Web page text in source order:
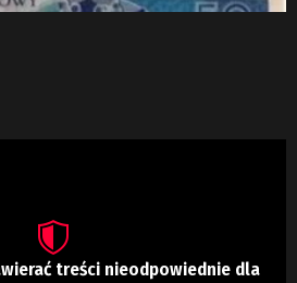
treści nieodpowiednie dla